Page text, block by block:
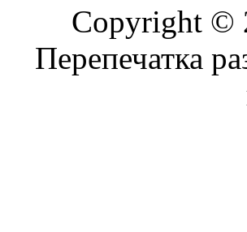
Copyright ©
Перепечатка